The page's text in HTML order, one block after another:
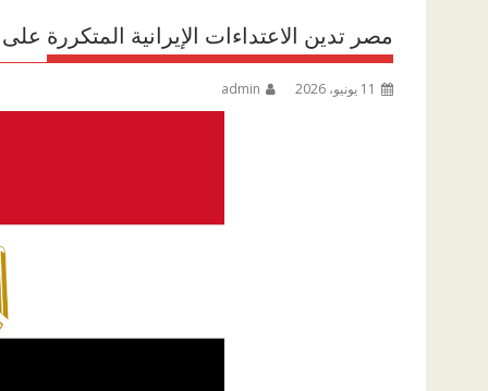
مصر تدين الاعتداءات الإيرانية المتكررة
11 يونيو، 2026 admin